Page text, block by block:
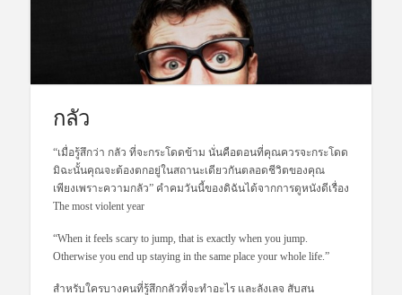
กลัว
“เมื่อรู้สึกว่า กลัว ที่จะกระโดดข้าม นั่นคือตอนที่คุณควรจะกระโดด
มิฉะนั้นคุณจะต้องตกอยู่ในสถานะเดียวกันตลอดชีวิตของคุณ
เพียงเพราะความกลัว” คำคมวันนี้ของดิฉันได้จากการดูหนังดีเรื่อง
The most violent year
“When it feels scary to jump, that is exactly when you jump.
Otherwise you end up staying in the same place your whole life.”
สำหรับใครบางคนที่รู้สึกกลัวที่จะทำอะไร และลังเลจ สับสน